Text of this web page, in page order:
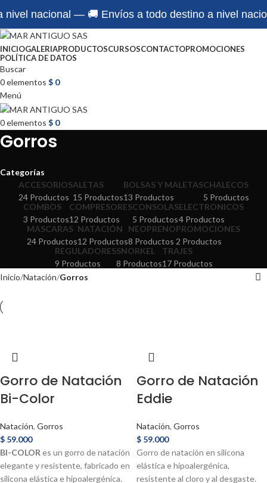
nacional — 🚚 Envíos a todo destino a nivel
INICIOGALERIAPRODUCTOSCURSOSCONTACTOPROMOCIONES
POLÍTICA DE DATOS
Buscar
0elementos $ 0
Menú
0elementos $ 0
Gorros
Categorías
ACCESORIOS
24 Productos
ALETAS
15 Productos
BOLSAS Y MALETAS
13 Productos
CHALECOS
5 Productos
COMBOS
3 Productos
COMPRESORES
12 Productos
CONSOLAS
5 Productos
ELECTRONICOS
4 Productos
MASCARAS
24 Productos
NATACIÓN
12 Productos
NEOPRENO
8 Productos
PROMOCIONES
2 Productos
REGULADORES
9 Productos
SNORKEL
8 Productos
TRAJES
17 Productos
Inicio Natación Gorros
Gorro de Natación
Bi-Color
Natación, Gorros
$ 59.000
BI-COLOR es un gorro de natación
elegante y resistente, fabricado en
silicona elástica e hipoalergénica.
Gorro de Natación
Eddie
Natación, Gorros
$ 59.000
Gorro de natación en silicona
elástica e hipoalergénica,
resistente al cloro y al desgaste.